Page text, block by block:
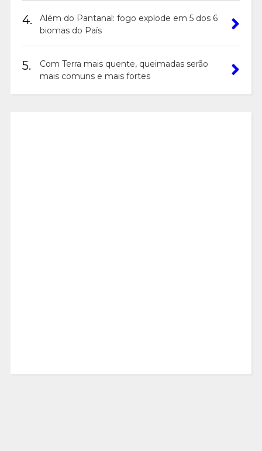
4.
Além do Pantanal: fogo explode em 5 dos 6
biomas do País
5.
Com Terra mais quente, queimadas serão
mais comuns e mais fortes